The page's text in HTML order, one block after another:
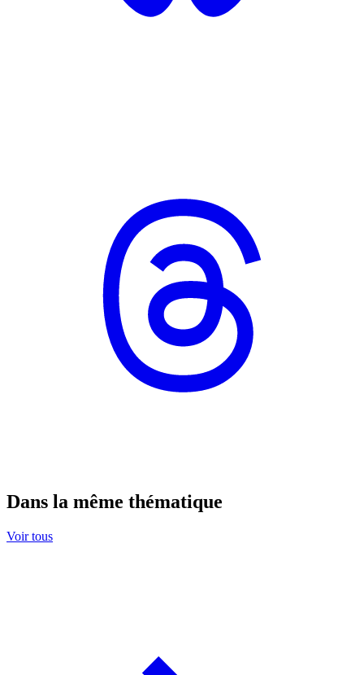
Dans la même thématique
Voir tous